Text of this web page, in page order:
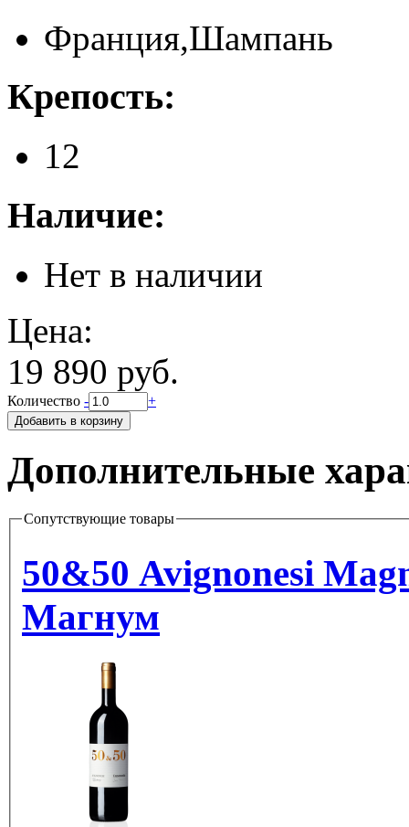
Франция,Шампань
Крепость:
12
Наличие:
Нет в наличии
Цена:
19 890 руб.
Количество - +
Дополнительные
Сопутствующие товары
50&50 Avignonesi
Магнум